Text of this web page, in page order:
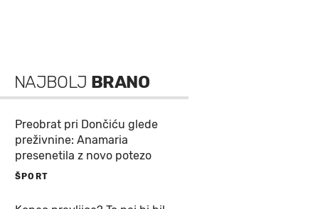
NAJBOLJ BRANO
Preobrat pri Dončiću glede
preživnine: Anamaria
presenetila z novo potezo
ŠPORT